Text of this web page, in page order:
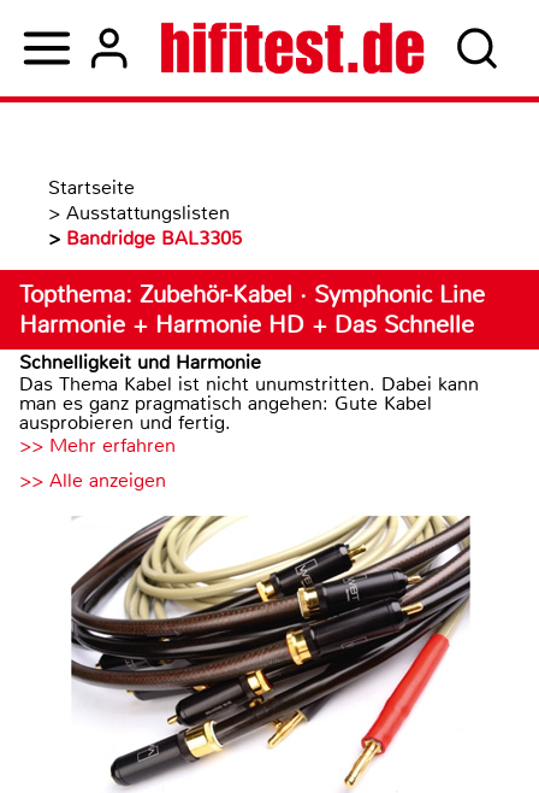
Startseite
> Ausstattungslisten
> Bandridge BAL3305
Topthema: Zubehör-Kabel · Symphonic Line
Harmonie + Harmonie HD + Das Schnelle
Schnelligkeit und Harmonie
Das Thema Kabel ist nicht unumstritten. Dabei kann
man es ganz pragmatisch angehen: Gute Kabel
ausprobieren und fertig.
>> Mehr erfahren
>> Alle anzeigen